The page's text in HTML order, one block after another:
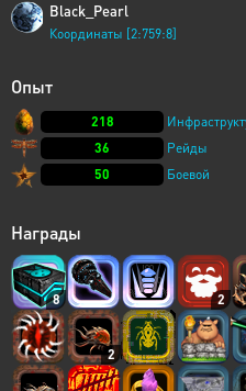
Black_Pearl
Координаты [2:759:8]
Опыт
218
36
Рейды
50
Боевой
Награды
8 2
2